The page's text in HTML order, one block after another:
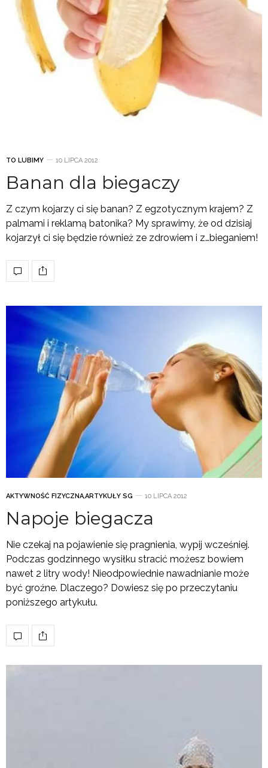
TO LUBIMY 10 LIPCA 2012
Banan dla biegaczy
Z czym kojarzy ci się banan? Z egzotycznym krajem? Z
palmami i reklamą batonika? My sprawimy, że od dzisiaj
kojarzył ci się będzie również ze zdrowiem i z…bieganiem!
AKTYWNOŚĆ FIZYCZNA,ARTYKUŁY SG 10 LIPCA 2012
Napoje biegacza
Nie czekaj na pojawienie się pragnienia, wypij wcześniej.
Podczas godzinnego wysiłku stracić możesz bowiem
nawet 2 litry wody! Nieodpowiednie nawadnianie może
być groźne. Dlaczego? Dowiesz się po przeczytaniu
poniższego artykułu.